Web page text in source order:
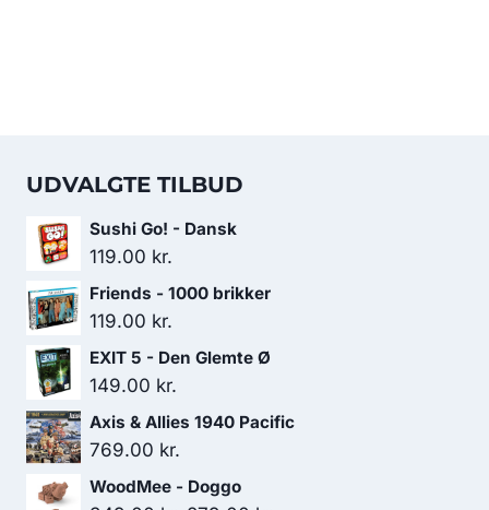
UDVALGTE TILBUD
Sushi Go! - Dansk
119.00 kr.
Friends - 1000 brikker
119.00 kr.
EXIT 5 - Den Glemte Ø
149.00 kr.
Axis & Allies 1940 Pacific
769.00 kr.
WoodMee - Doggo